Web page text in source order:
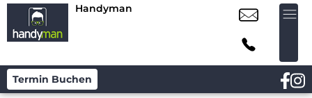
Handyman
Termin Buchen